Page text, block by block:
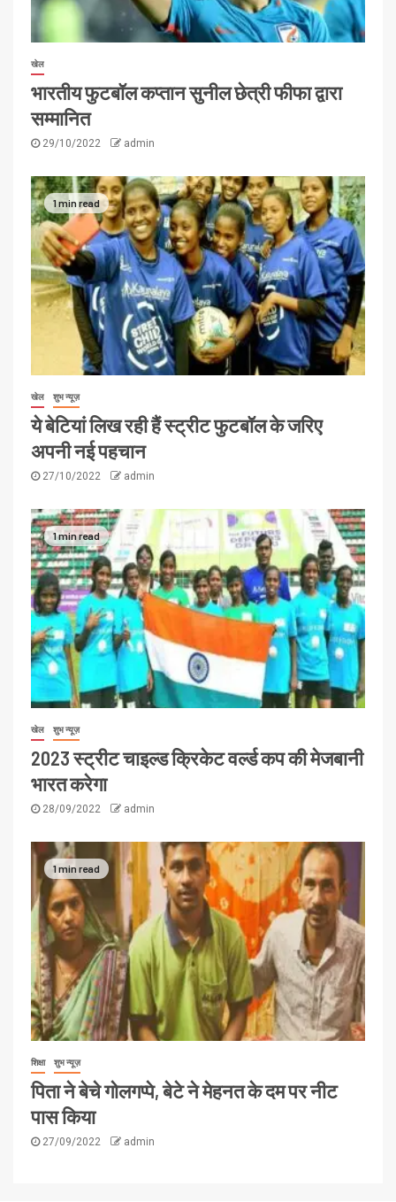
खेल
भारतीय फुटबॉल कप्तान सुनील छेत्री फीफा द्वारा
सम्मानित
29/10/2022 admin
1 min read
खेल शुभ न्यूज़
ये बेटियां लिख रही हैं स्ट्रीट फुटबॉल के जरिए
अपनी नई पहचान
27/10/2022 admin
1 min read
खेल शुभ न्यूज़
2023 स्ट्रीट चाइल्ड क्रिकेट वर्ल्ड कप की मेजबानी
भारत करेगा
28/09/2022 admin
1 min read
शिक्षा शुभ न्यूज़
पिता ने बेचे गोलगप्पे, बेटे ने मेहनत के दम पर नीट
पास किया
27/09/2022 admin